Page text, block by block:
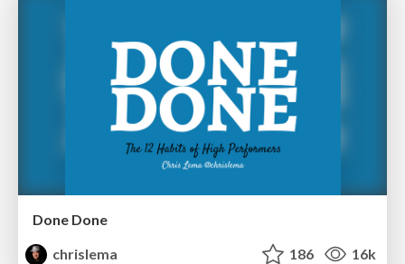
Done Done
chrislema
186 16k